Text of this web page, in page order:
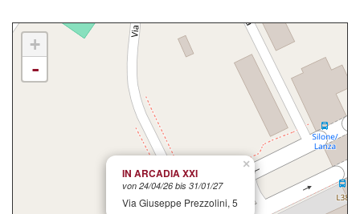
×
IN ARCADIA XXI
von 24/04/26 bis 31/01/27
Via Giuseppe Prezzolini, 5
+
-